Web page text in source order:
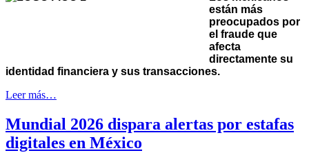
están más
preocupados por
el fraude que
afecta
directamente su
identidad financiera y sus transacciones.
Leer más…
Mundial 2026 dispara alertas por estafas
digitales en México